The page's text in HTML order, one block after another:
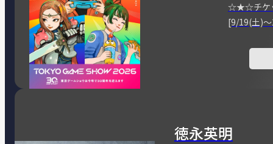
☆★☆チケ
[9/19(土)
徳永英明